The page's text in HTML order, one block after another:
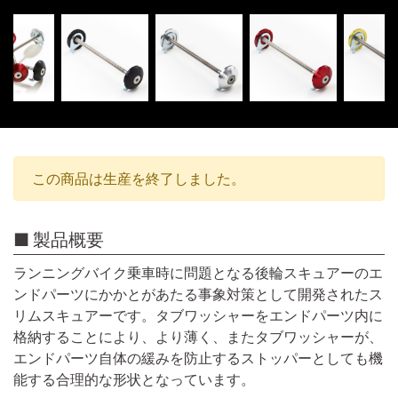
この商品は生産を終了しました。
製品概要
ランニングバイク乗車時に問題となる後輪スキュアーのエ
ンドパーツにかかとがあたる事象対策として開発されたス
リムスキュアーです。タブワッシャーをエンドパーツ内に
格納することにより、より薄く、またタブワッシャーが、
エンドパーツ自体の緩みを防止するストッパーとしても機
能する合理的な形状となっています。